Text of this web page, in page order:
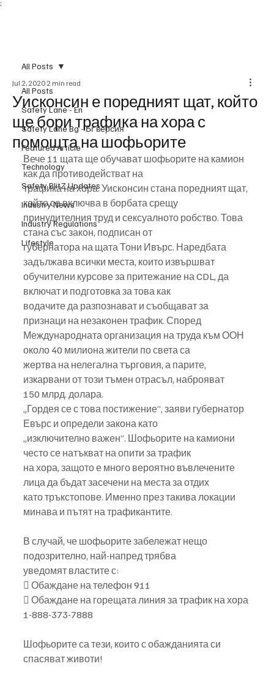
;
All Posts
Safety Lane - En
Safety Lane Bg - Бг версия
Featured Article
Technology
Safety BlitZ Updates
Industry News
Industry Regulations
Lifestyle
All Posts
Уисконсин е поредният щат, който
ще бори трафика на хора с
помощта на шофьорите
Jul 2, 2020 2 min read
Вече 11 щата ще обучават шофьорите на камион
как да противодействат на
трафика на хора. Уисконсин стана поредният щат,
който се включва в борбата срещу
принудителния труд и сексуалното робство. Това
стана със закон, подписан от
губернатора на щата Тони Ивърс. Наредбата
задължава всички места, които извършват
обучителни курсове за притежание на CDL, да
включат и подготовка за това как
водачите да разпознават и съобщават за
признаци на незаконен трафик. Според
Международната организация на труда към ООН
около 40 милиона жители по света са
жертва на нелегална търговия, а парите,
изкарвани от този тъмен отрасъл, наброяват
150 млрд. долара.
„Гордея се с това постижение”, заяви губернатор
Евърс и определи закона като
„изключително важен”. Шофьорите на камиони
често се натъкват на опити за трафик
на хора, защото е много вероятно въвлечените
лица да бъдат засечени на места за отдих
като тръкстопове. Именно през такива локации
минава и пътят на трафикантите.
В случай, че шофьорите забележат нещо
подозрително, най-напред трябва
уведомят властите с:
 Обаждане на телефон 911
 Обаждане на горещата линия за трафик на хора
1-888-373-7888
Шофьорите са тези, които с обажданията си
спасяват животи!